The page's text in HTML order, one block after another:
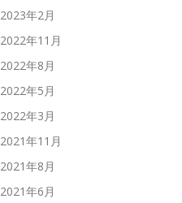
2023年2月
2022年11月
2022年8月
2022年5月
2022年3月
2021年11月
2021年8月
2021年6月